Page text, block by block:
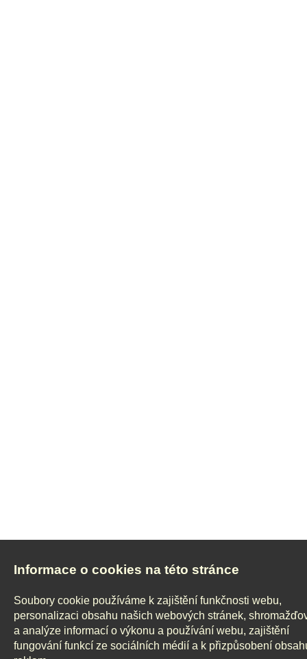
Informace o cookies na této stránce
Soubory cookie používáme k zajištění funkčnosti webu,
personalizaci obsahu našich webových stránek,
a analýze informací o výkonu a používání webu, zajištění
fungování funkcí ze sociálních médií a k přizpůsobení